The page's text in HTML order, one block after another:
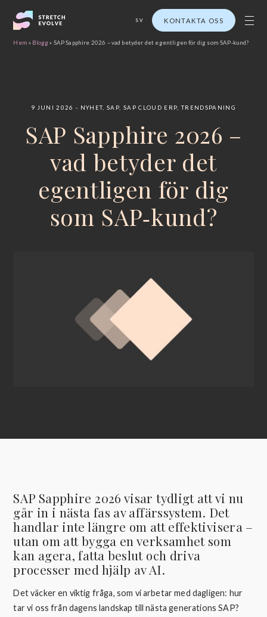
SV KONTAKTA OSS
Hem » Blogg » SAP Sapphire 2026 – vad betyder det egentligen för dig som SAP‑kund?
9 JUNI 2026 NYHET,SAP SAP CLOUD ERP ,TRENDSPANING
SAP Sapphire 2026 –
vad betyder det
egentligen för dig
som SAP‑kund?
SAP Sapphire 2026 visar tydligt att vi nu
går in i nästa fas av affärssystem. Det
handlar inte längre om att effektivisera –
utan om att bygga en verksamhet som
kan agera, fatta beslut och driva
processer med hjälp av AI.
Det väcker en viktig fråga, som vi arbetar med dagligen: hur
tar vi oss från dagens landskap till nästa generations SAP?